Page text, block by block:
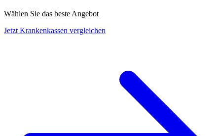
Wählen Sie das beste Angebot
Jetzt Krankenkassen vergleichen